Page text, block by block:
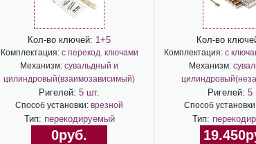
Кол-во ключей: 1+5
Комплектация: с перекод. ключами
Механизм: сувальдный и
цилиндровый(взаимозависимый)
Ригелей: 5 шт.
Способ установки: врезной
Тип: перекодируемый
0руб.
Кол-во
Комплектация: с
Механизм:
Ригелей: 5
Способ
Тип: